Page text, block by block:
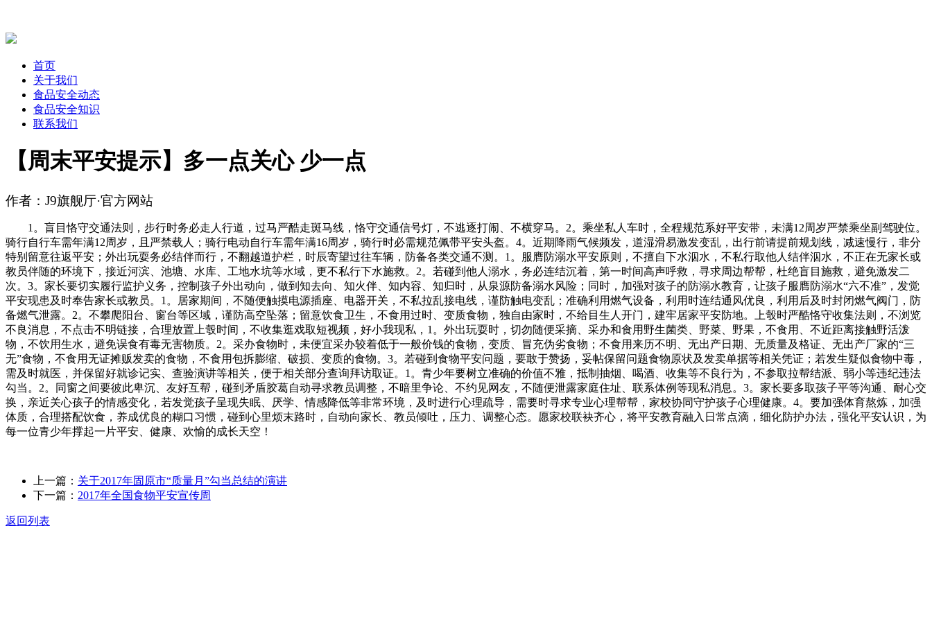
首页
关于我们
食品安全动态
食品安全知识
联系我们
【周末平安提示】多一点关心 少一点
作者：J9旗舰厅·官方网站
1。盲目恪守交通法则，步行时务必走人行道，过马严酷走斑马线，恪守交通信号灯，不逃逐打闹、不横穿马。2。乘坐私人车时，全程规范系好平安带，未满12周岁严禁乘坐副驾驶位。
骑行自行车需年满12周岁，且严禁载人；骑行电动自行车需年满16周岁，骑行时必需规范佩带平安头盔。4。近期降雨气候频发，道湿滑易激发变乱，出行前请提前规划线，减速慢行，非分
特别留意往返平安；外出玩耍务必结伴而行，不翻越道护栏，时辰寄望过往车辆，防备各类交通不测。1。服膺防溺水平安原则，不擅自下水泅水，不私行取他人结伴泅水，不正在无家长或
教员伴随的环境下，接近河滨、池塘、水库、工地水坑等水域，更不私行下水施救。2。若碰到他人溺水，务必连结沉着，第一时间高声呼救，寻求周边帮帮，杜绝盲目施救，避免激发二
次。3。家长要切实履行监护义务，控制孩子外出动向，做到知去向、知火伴、知内容、知归时，从泉源防备溺水风险；同时，加强对孩子的防溺水教育，让孩子服膺防溺水“六不准”，发觉
平安现患及时奉告家长或教员。1。居家期间，不随便触摸电源插座、电器开关，不私拉乱接电线，谨防触电变乱；准确利用燃气设备，利用时连结通风优良，利用后及时封闭燃气阀门，防
备燃气泄露。2。不攀爬阳台、窗台等区域，谨防高空坠落；留意饮食卫生，不食用过时、变质食物，独自由家时，不给目生人开门，建牢居家平安防地。上彀时严酷恪守收集法则，不浏览
不良消息，不点击不明链接，合理放置上彀时间，不收集逛戏取短视频，好小我现私，1。外出玩耍时，切勿随便采摘、采办和食用野生菌类、野菜、野果，不食用、不近距离接触野活泼
物，不饮用生水，避免误食有毒无害物质。2。采办食物时，未便宜采办较着低于一般价钱的食物，变质、冒充伪劣食物；不食用来历不明、无出产日期、无质量及格证、无出产厂家的“三
无”食物，不食用无证摊贩发卖的食物，不食用包拆膨缩、破损、变质的食物。3。若碰到食物平安问题，要敢于赞扬，妥帖保留问题食物原状及发卖单据等相关凭证；若发生疑似食物中毒，
需及时就医，并保留好就诊记实、查验演讲等相关，便于相关部分查询拜访取证。1。青少年要树立准确的价值不雅，抵制抽烟、喝酒、收集等不良行为，不参取拉帮结派、弱小等违纪违法
勾当。2。同窗之间要彼此卑沉、友好互帮，碰到矛盾胶葛自动寻求教员调整，不暗里争论、不约见网友，不随便泄露家庭住址、联系体例等现私消息。3。家长要多取孩子平等沟通、耐心交
换，亲近关心孩子的情感变化，若发觉孩子呈现失眠、厌学、情感降低等非常环境，及时进行心理疏导，需要时寻求专业心理帮帮，家校协同守护孩子心理健康。4。要加强体育熬炼，加强
体质，合理搭配饮食，养成优良的糊口习惯，碰到心里烦末路时，自动向家长、教员倾吐，压力、调整心态。愿家校联袂齐心，将平安教育融入日常点滴，细化防护办法，强化平安认识，为
每一位青少年撑起一片平安、健康、欢愉的成长天空！
上一篇： 关于2017年固原市“质量月”勾当总结的演讲
下一篇： 2017年全国食物平安宣传周
返回列表